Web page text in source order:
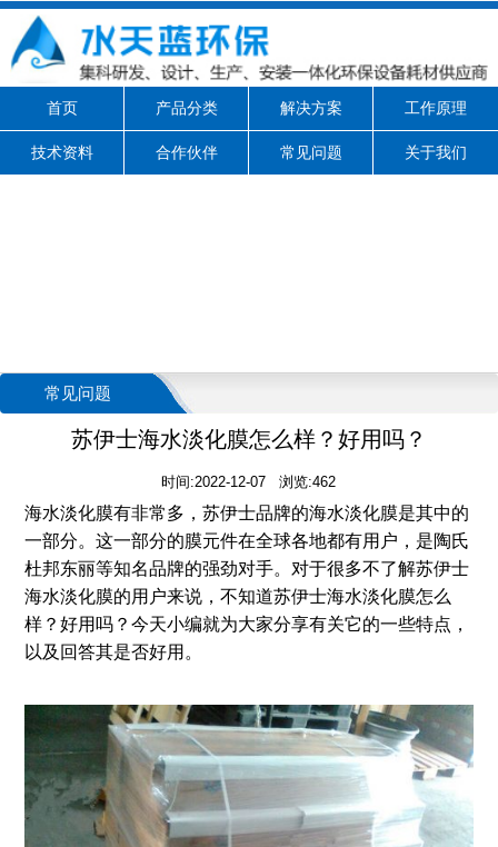
首页 产品分类 解决方案 工作原理
技术资料 合作伙伴 常见问题 关于我们
常见问题
苏伊士海水淡化膜怎么样？好用吗？
时间:2022-12-07 浏览:462
海水淡化膜有非常多，苏伊士品牌的海水淡化膜是其中的
一部分。这一部分的膜元件在全球各地都有用户，是陶氏
杜邦东丽等知名品牌的强劲对手。对于很多不了解苏伊士
海水淡化膜的用户来说，不知道苏伊士海水淡化膜怎么
样？好用吗？今天小编就为大家分享有关它的一些特点，
以及回答其是否好用。